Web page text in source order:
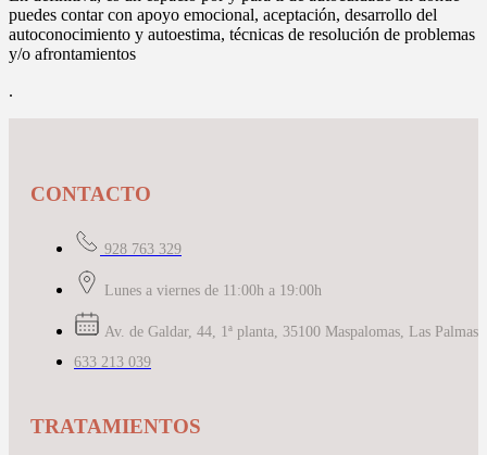
puedes contar con apoyo emocional, aceptación, desarrollo del
autoconocimiento y autoestima, técnicas de resolución de problemas
y/o afrontamientos
.
CONTACTO
928 763 329
Lunes a viernes de 11:00h a 19:00h
Av. de Galdar, 44, 1ª planta, 35100 Maspalomas, Las Palmas
633 213 039
TRATAMIENTOS